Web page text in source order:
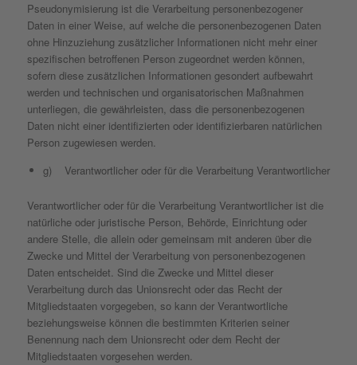
Pseudonymisierung ist die Verarbeitung personenbezogener
Daten in einer Weise, auf welche die personenbezogenen Daten
ohne Hinzuziehung zusätzlicher Informationen nicht mehr einer
spezifischen betroffenen Person zugeordnet werden können,
sofern diese zusätzlichen Informationen gesondert aufbewahrt
werden und technischen und organisatorischen Maßnahmen
unterliegen, die gewährleisten, dass die personenbezogenen
Daten nicht einer identifizierten oder identifizierbaren natürlichen
Person zugewiesen werden.
g) Verantwortlicher oder für die Verarbeitung Verantwortlicher
Verantwortlicher oder für die Verarbeitung Verantwortlicher ist die
natürliche oder juristische Person, Behörde, Einrichtung oder
andere Stelle, die allein oder gemeinsam mit anderen über die
Zwecke und Mittel der Verarbeitung von personenbezogenen
Daten entscheidet. Sind die Zwecke und Mittel dieser
Verarbeitung durch das Unionsrecht oder das Recht der
Mitgliedstaaten vorgegeben, so kann der Verantwortliche
beziehungsweise können die bestimmten Kriterien seiner
Benennung nach dem Unionsrecht oder dem Recht der
Mitgliedstaaten vorgesehen werden.